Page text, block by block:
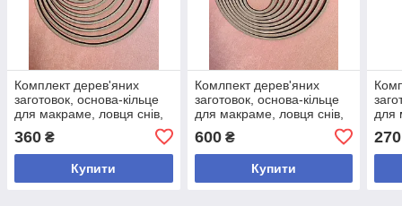
Комплект дерев'яних
заготовок, основа-кільце
для макраме, ловця снів,
360 ₴
Купити
Комлпект дерев'яних
заготовок, основа-кільце
для макраме, ловця снів,
600₴
Купити
для
270